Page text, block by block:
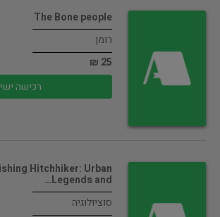
The Bone people
רומן
25 ₪
רכישה
Hitchhiker: Urban
Legends and…
סוציולוגיה